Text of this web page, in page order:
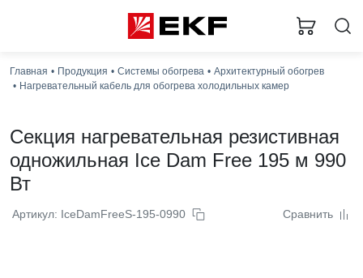
Главная Продукция Системы обогрева
Архитектурный обогрев
Нагревательный кабель для обогрева холодильных камер
Секция нагревательная резистивная
одножильная Ice Dam Free 195 м 990
Вт
Артикул: IceDamFreeS-195-0990 Сравнить